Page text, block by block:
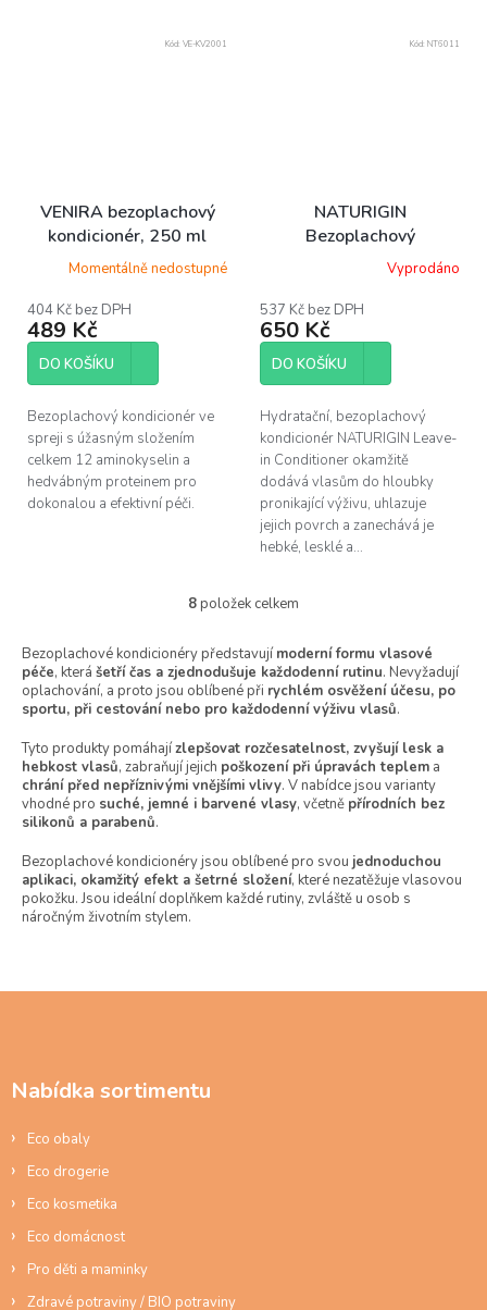
VENIRA bezoplachový
kondicionér, 250 ml
Momentálně nedostupné
404 Kč bez DPH
489 Kč
DO KOŠÍKU
Bezoplachový kondicionér ve
spreji s úžasným složením
celkem 12 aminokyselin a
hedvábným proteinem pro
dokonalou a efektivní péči.
Kód: VE-KV2001
NATURIGIN
Bezoplachový
kondicionér - Leave-in
Conditioner 200 ml
Vyprodáno
537 Kč bez DPH
650 Kč
DO KOŠÍKU
Hydratační, bezoplachový
kondicionér NATURIGIN Leave-
in Conditioner okamžitě
dodává vlasům do hloubky
pronikající výživu, uhlazuje
jejich povrch a zanechává je
hebké, lesklé a...
Kód: NT6011
O
l
á
d
a
í
p
r
y
v
ý
8 položek celkem
Bezoplachové kondicionéry představujímoderní formu vlasové
péče, která šetří čas a zjednodušuje každodenní rutinu. Nevyžadují
oplachování, a proto jsou oblíbené při rychlém osvěžení účesu, po
sportu, při cestování nebo pro každodenní výživu vlasů.
Tyto produkty pomáhajízlepšovat rozčesatelnost, zvyšují lesk a
hebkost vlasů, zabraňují jejich poškození při úpravách teplem a
chrání před nepříznivými vnějšími vlivy. V nabídce jsou varianty
vhodné pro suché, jemné i barvené vlasy, včetně přírodních bez
silikonů a parabenů.
Bezoplachové kondicionéry jsou oblíbené pro svou jednoduchou
aplikaci, okamžitý efekt a šetrné složení, které nezatěžuje vlasovou
pokožku. Jsou ideální doplňkem každé rutiny, zvláště u osob s
náročným životním stylem.
Nabídka sortimentu
Eco obaly
Eco drogerie
Eco kosmetika
Eco domácnost
Pro děti a maminky
Zdravé potraviny / BIO potraviny